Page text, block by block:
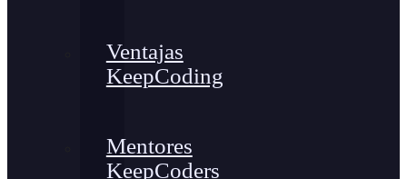
Ventajas
KeepCoding
Mentores
KeepCoders